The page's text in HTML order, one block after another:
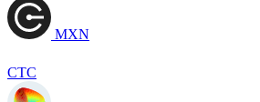
MXN
CTC